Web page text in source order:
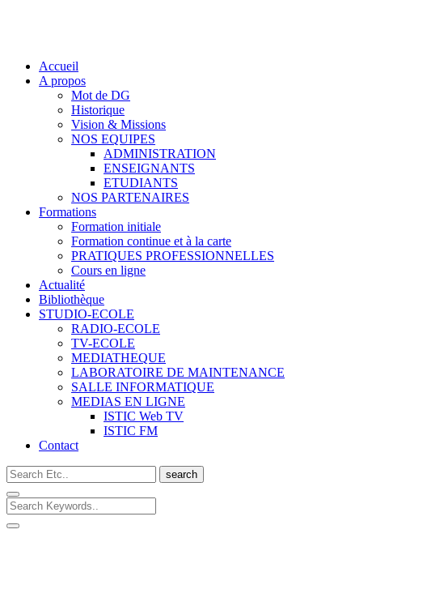
Accueil
A propos
Mot de DG
Historique
Vision & Missions
NOS EQUIPES
ADMINISTRATION
ENSEIGNANTS
ETUDIANTS
NOS PARTENAIRES
Formations
Formation initiale
Formation continue et à la carte
PRATIQUES PROFESSIONNELLES
Cours en ligne
Actualité
Bibliothèque
STUDIO-ECOLE
RADIO-ECOLE
TV-ECOLE
MEDIATHEQUE
LABORATOIRE DE MAINTENANCE
SALLE INFORMATIQUE
MEDIAS EN LIGNE
ISTIC Web TV
ISTIC FM
Contact
search